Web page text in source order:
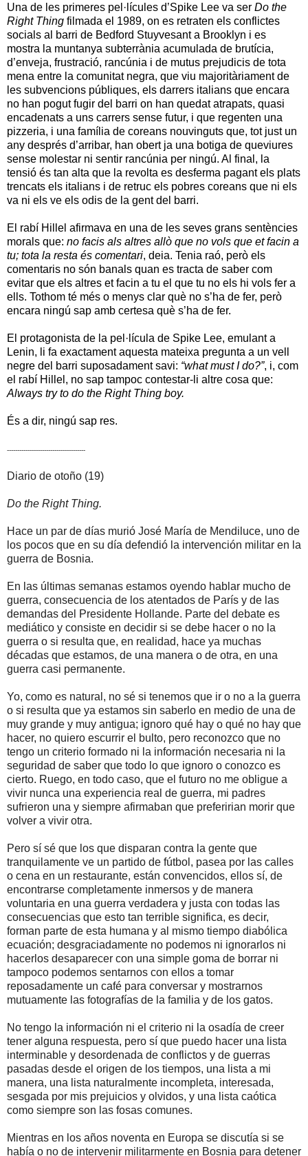
Una de les primeres pel·lícules d’Spike Lee va ser Do the
Right Thing filmada el 1989, on es retraten els conflictes
socials al barri de Bedford Stuyvesanta Brooklyn i es
mostra la muntanya subterrània acumulada de brutícia,
d’enveja, frustració, rancúnia i de mutus prejudicis de tota
mena entre la comunitat negra, que viu majoritàriament de
les subvencions públiques, els darrers italians que encara
no han pogut fugir del barri on han quedat atrapats, quasi
encadenats a uns carrers sense futur, i que regenten una
pizzeria, i una família de coreans nouvinguts que, tot just un
any després d’arribar, han obert ja una botiga de queviures
sense molestar ni sentir rancúnia per ningú. Al final, la
tensió és tan alta que la revolta es desferma pagant els plats
trencats els italians i de retruc els pobres coreans que ni els
va ni els ve els odis de la gent del barri.
El rabí Hillel afirmava en una de les seves grans sentències
morals que: no facis als altres allò que no vols que et facin a
tu; tota la resta és comentari, deia. Tenia raó, però els
comentaris no són banals quan es tracta de saber com
evitar que els altres et facin a tu el que tu no els hi vols fer a
ells. Tothom té més o menys clar què no s’ha de fer, però
encara ningú sap amb certesa què s’ha de fer.
El protagonista de la pel·lícula de Spike Lee, emulant a
Lenin, li fa exactament aquesta mateixa pregunta a un vell
negre del barri suposadament savi: “what must I do?”, i, com
el rabí Hillel, no sap tampoc contestar-li altre cosa que:
Always try to do the Right Thing boy.
És a dir, ningú sap res.
--------------------------------------
Diario de otoño (19)
Do the Right Thing.
Hace un par de días murió José María de Mendiluce, uno de
los pocos que en su día defendió la intervención militar en la
guerra de Bosnia.
En las últimas semanas estamos oyendo hablar mucho de
guerra, consecuencia de los atentados de París y de las
demandas del Presidente Hollande. Parte del debate es
mediático y consiste en decidir si se debe hacer o no la
guerra o si resulta que, en realidad, hace ya muchas
décadas que estamos, de una manera o de otra, en una
guerra casi permanente.
Yo, como es natural, no sé si tenemos que ir o no a la guerra
o si resulta que ya estamos sin saberlo en medio de una de
muy grande y muy antigua; ignoro qué hay o qué no hay que
hacer, no quiero escurrir el bulto, pero reconozco que no
tengo un criterio formado ni la información necesaria ni la
seguridad de saber que todo lo que ignoro o conozco es
cierto. Ruego, en todo caso, que el futuro no me obligue a
vivir nunca una experiencia real de guerra, mi padres
sufrieron una y siempre afirmaban que preferirian morir que
volver a vivir otra.
Pero sí sé que los que disparan contra la gente que
tranquilamente ve un partido de fútbol, ​​pasea por las calles
o cena en un restaurante, están convencidos, ellos sí, de
encontrarse completamente inmersos y de manera
voluntaria en una guerra verdadera y justa con todas las
consecuencias que esto tan terrible significa, es decir,
forman parte de esta humana y al mismo tiempo diabólica
ecuación; desgraciadamente no podemos ni ignorarlos ni
hacerlos desaparecer con una simple goma de borrar ni
tampoco podemos sentarnos con ellos a tomar
reposadamente un café para conversar y mostrarnos
mutuamente las fotografías de la familia y de los gatos.
No tengo la información ni el criterio ni la osadía de creer
tener alguna respuesta, pero sí que puedo hacer una lista
interminable y desordenada de conflictos y de guerras
pasadas desde el origen de los tiempos, una lista a mi
manera, una lista naturalmente incompleta, interesada,
sesgada por mis prejuicios y olvidos, y una lista caótica
como siempre son las fosas comunes.
Mientras en los años noventa en Europa se discutía si se
había o no de intervenir militarmente en Bosnia para detener